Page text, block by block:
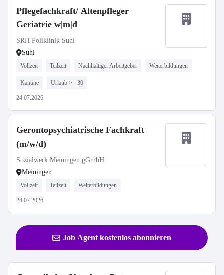
Pflegefachkraft/ Altenpfleger
Geriatrie w|m|d
SRH Poliklinik Suhl
Suhl
Vollzeit Teilzeit Nachhaltiger Arbeitgeber Weiterbildungen
Kantine Urlaub >= 30
24.07.2026
Gerontopsychiatrische Fachkraft
(m/w/d)
Sozialwerk Meiningen gGmbH
Meiningen
Vollzeit Teilzeit Weiterbildungen
24.07.2026
Job Agent kostenlos abonnieren